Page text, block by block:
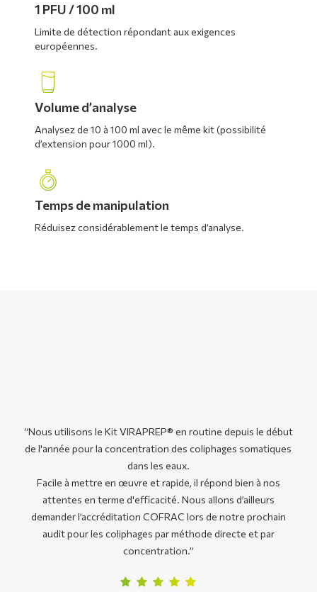
1 PFU / 100 ml
Limite de détection répondant aux exigences
européennes.
Volume d’analyse
Analysez de 10 à 100 ml avec le même kit (possibilité
d’extension pour 1000 ml).
Temps de manipulation
Réduisez considérablement le temps d’analyse.
“Nous utilisons le Kit VIRAPREP® en routine depuis le début
de l'année pour la concentration des coliphages somatiques
dans les eaux.
Facile à mettre en œuvre et rapide, il répond bien à nos
attentes en terme d'efficacité. Nous allons d’ailleurs
demander l’accréditation COFRAC lors de notre prochain
audit pour les coliphages par méthode directe et par
concentration.”